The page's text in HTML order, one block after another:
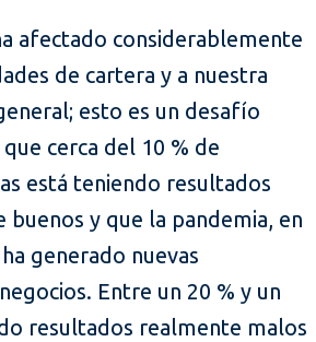
afectado considerablemente
de cartera y a nuestra
esto es un desafío
cerca del 10 % de
está teniendo resultados
y que la pandemia, en
generado nuevas
Entre un 20 % y un
resultados realmente malos